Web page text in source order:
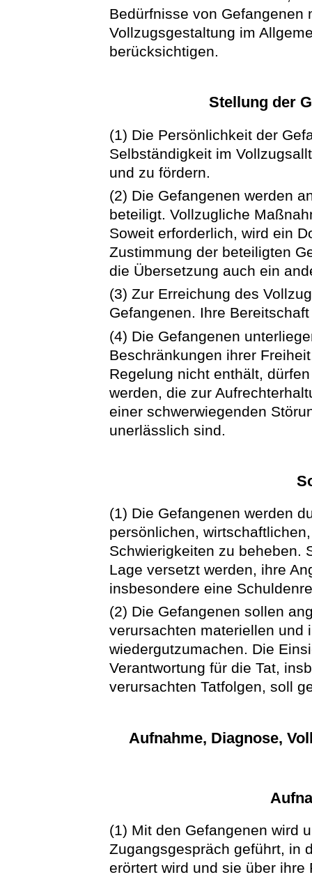
Bedürfnisse von Gefangenen
Vollzugsgestaltung im
berücksichtigen.
Stellung der
(1) Die Persönlichkeit der
Selbständigkeit im
und zu fördern.
(2) Die Gefangenen werden
beteiligt. Vollzugliche
Soweit erforderlich, wird ein
Zustimmung der beteiligten
die Übersetzung auch ein
(3) Zur Erreichung des
Gefangenen. Ihre
(4) Die Gefangenen
Beschränkungen ihrer
Regelung nicht enthält,
werden, die zur
einer schwerwiegenden
unerlässlich sind.
(1) Die Gefangenen werden
persönlichen,
Schwierigkeiten zu beheben.
Lage versetzt werden, ihre
insbesondere eine
(2) Die Gefangenen sollen
verursachten materiellen und
wiedergutzumachen. Die
Verantwortung für die Tat,
verursachten Tatfolgen, soll
Aufnahme, Diagnose,
(1) Mit den Gefangenen wird
Zugangsgespräch geführt, in
erörtert wird und sie über